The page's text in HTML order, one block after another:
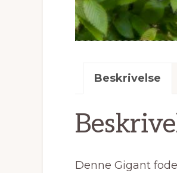
Beskrivelse
Denne Gigant